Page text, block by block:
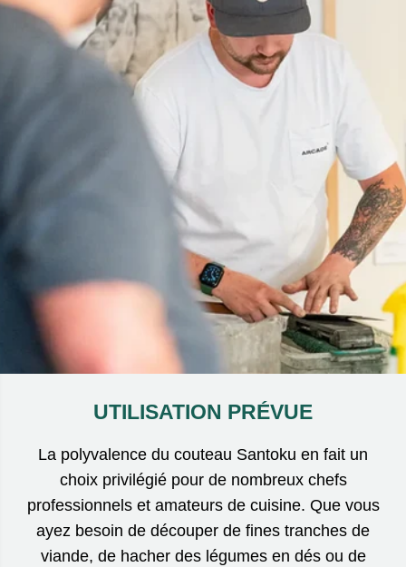
UTILISATION PRÉVUE
La polyvalence du couteau Santoku en fait un
choix privilégié pour de nombreux chefs
professionnels et amateurs de cuisine. Que vous
ayez besoin de découper de fines tranches de
viande, de hacher des légumes en dés ou de